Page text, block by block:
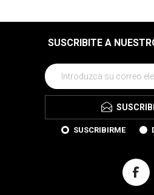
SUSCRIBITE A
SUSCRIBIRME